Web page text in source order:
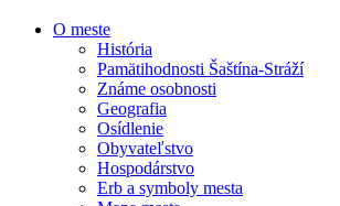
O meste
História
Pamätihodnosti Šaštína-Stráží
Známe osobnosti
Geografia
Osídlenie
Obyvateľstvo
Hospodárstvo
Erb a symboly mesta